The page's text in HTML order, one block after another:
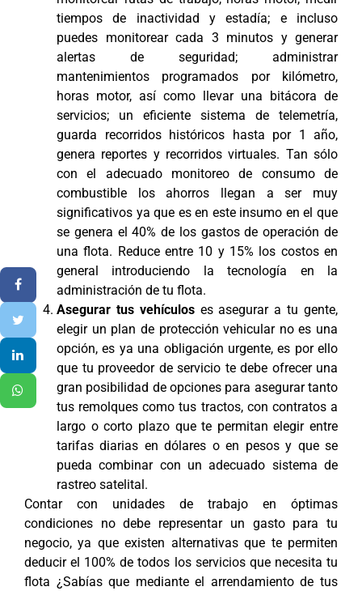
tiempos de inactividad y estadía; e incluso
puedes monitorear cada 3 minutos y generar
alertas de seguridad; administrar
mantenimientos programados por kilómetro,
horas motor, así como llevar una bitácora de
servicios; un eficiente sistema de telemetría,
guarda recorridos históricos hasta por 1 año,
genera reportes y recorridos virtuales. Tan sólo
con el adecuado monitoreo de consumo de
combustible los ahorros llegan a ser muy
significativos ya que es en este insumo en el que
se genera el 40% de los gastos de operación de
una flota. Reduce entre 10 y 15% los costos en
general introduciendo la tecnología en la
administración de tu flota.
Asegurar tus vehículoses asegurar a tu gente,
elegir un plan de protección vehicular no es una
opción, es ya una obligación urgente, es por ello
que tu proveedor de servicio te debe ofrecer una
gran posibilidad de opciones para asegurar tanto
tus remolques como tus tractos, con contratos a
largo o corto plazo que te permitan elegir entre
tarifas diarias en dólares o en pesos y que se
pueda combinar con un adecuado sistema de
rastreo satelital.
Contar con unidades de trabajo en óptimas
condiciones no debe representar un gasto para tu
negocio, ya que existen alternativas que te permiten
deducir el 100% de todos los servicios que necesita tu
flota ¿Sabías que mediante el arrendamiento de tus